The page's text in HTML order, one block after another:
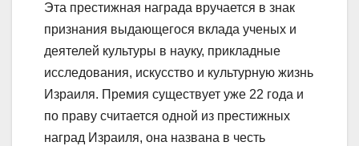
Эта престижная награда вручается в знак
признания выдающегося вклада ученых и
деятелей культуры в науку, прикладные
исследования, искусство и культурную жизнь
Израиля. Премия существует уже 22 года и
по праву считается одной из престижных
наград Израиля, она названа в честь